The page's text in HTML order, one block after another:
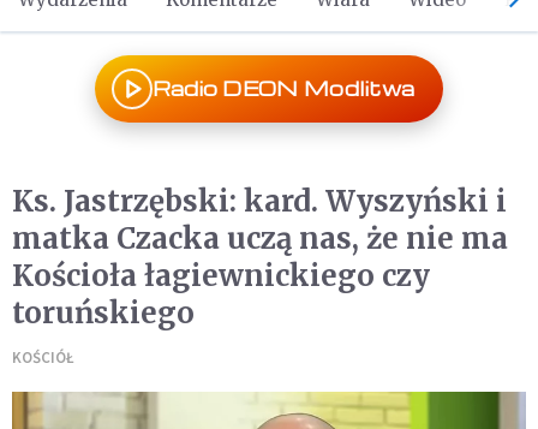
Radio DEON Modlitwa
Ks. Jastrzębski: kard. Wyszyński i
matka Czacka uczą nas, że nie ma
Kościoła łagiewnickiego czy
toruńskiego
KOŚCIÓŁ